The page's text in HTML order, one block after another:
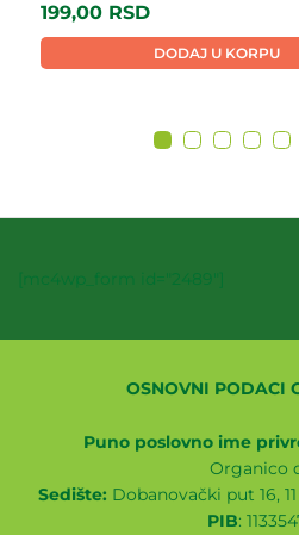
199,00 RSD
DODAJ U KORPU
[mc4wp_form id="2489"]
OSNOVNI PODACI
Puno poslovno ime
Organico
Sedište: Dobanovački put 16,
PIB: